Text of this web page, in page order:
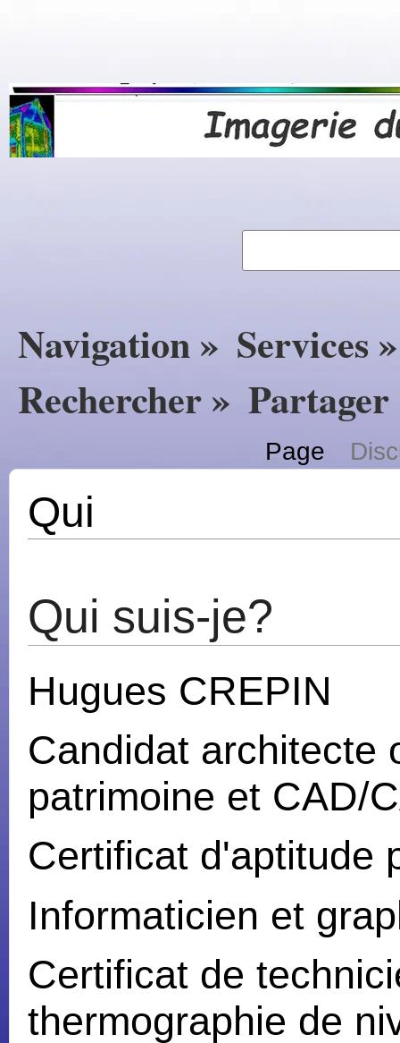
Navigation » Services »
Rechercher » Partager
Page
Qui
Qui suis-je?
Hugues CREPIN
Candidat architecte
patrimoine et CAD/
Certificat d'aptitude
Informaticien et
Certificat de
thermographie de